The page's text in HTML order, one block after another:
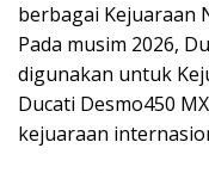
berbagai Kejuaraan
Pada musim 2026,
digunakan untuk
Ducati Desmo450
kejuaraan